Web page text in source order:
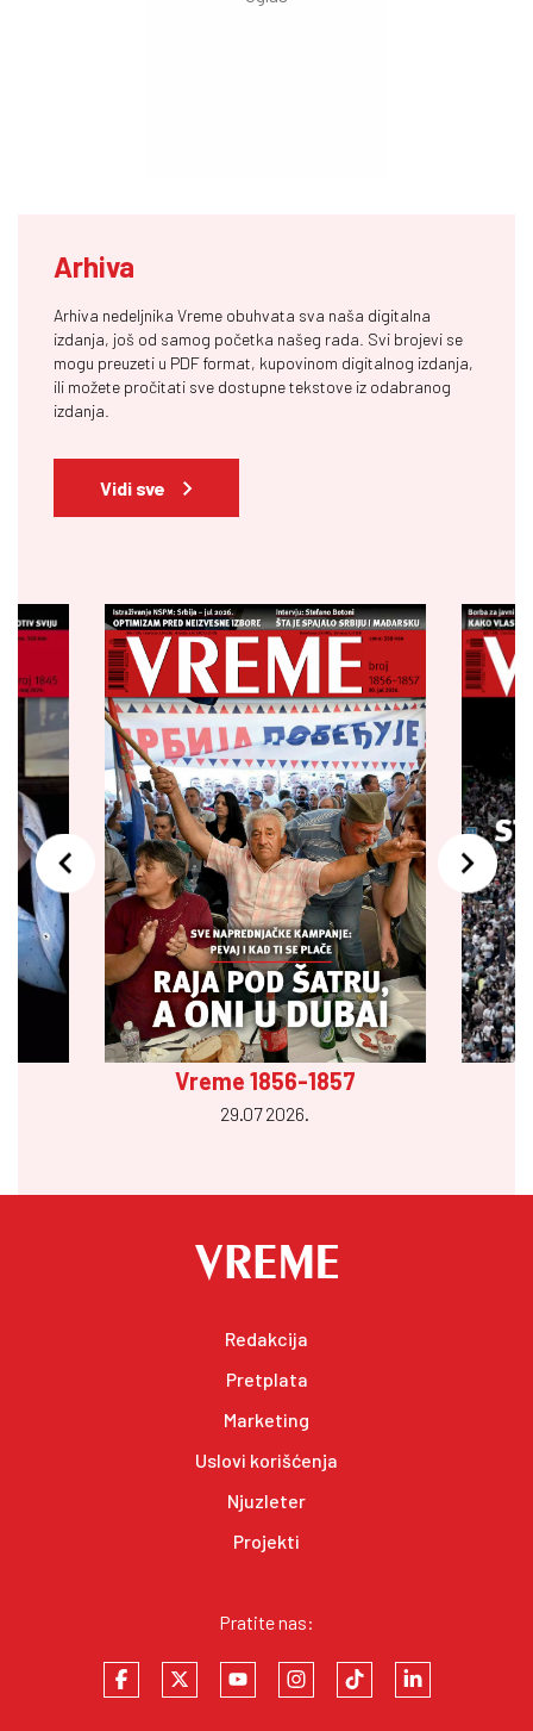
Arhiva
Arhiva nedeljnika Vreme obuhvata sva naša digitalna
izdanja, još od samog početka našeg rada. Svi brojevi se
mogu preuzeti u PDF format, kupovinom digitalnog izdanja,
ili možete pročitati sve dostupne tekstove iz odabranog
izdanja.
Vidi sve
Vreme 1856-1857
29.07 2026.
Redakcija
Pretplata
Marketing
Uslovi korišćenja
Njuzleter
Projekti
Pratite nas: